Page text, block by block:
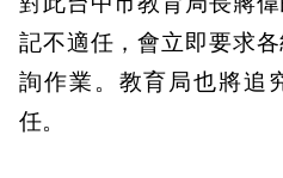
記不適任，會立即要求
詢作業。教育局也將追
任。